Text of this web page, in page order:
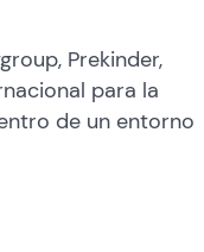
Prekinder,
para la
de un entorno